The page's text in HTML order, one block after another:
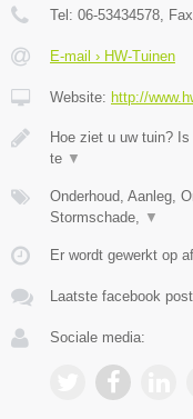
Tel: 06-53434578 ,
E-mail › HW-Tuinen
Website: http://
Hoe ziet u uw tuin?
te ▼
Onderhoud, Aanleg,
Stormschade,
▼
Er wordt gewerkt op
Laatste facebook
Sociale media: